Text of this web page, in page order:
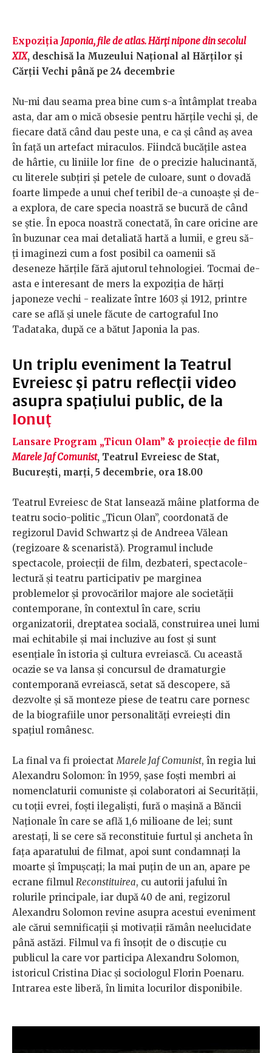
Expoziția Japonia, file de atlas. Hărți nipone din secolul
XIX, deschisă la Muzeului Național al Hărților și
Cărții Vechi până pe 24 decembrie
Nu-mi dau seama prea bine cum s-a întâmplat treaba
asta, dar am o mică obsesie pentru hărțile vechi și, de
fiecare dată când dau peste una, e ca și când aș avea
în față un artefact miraculos. Fiindcă bucățile astea
de hârtie, cu liniile lor fine de o precizie halucinantă,
cu literele subțiri și petele de culoare, sunt o dovadă
foarte limpede a unui chef teribil de-a cunoaște și de-
a explora, de care specia noastră se bucură de când
se știe. În epoca noastră conectată, în care oricine are
în buzunar cea mai detaliată hartă a lumii, e greu să-
ți imaginezi cum a fost posibil ca oamenii să
deseneze hărțile fără ajutorul tehnologiei. Tocmai de-
asta e interesant de mers la expoziția de hărți
japoneze vechi - realizate între 1603 și 1912, printre
care se află și unele făcute de cartograful Ino
Tadataka, după ce a bătut Japonia la pas.
Un triplu eveniment la Teatrul
Evreiesc şi patru reflecţii video
asupra spaţiului public, de la
Ionuţ
Lansare Program „Ticun Olam” & proiecție de film
Marele Jaf Comunist, Teatrul Evreiesc de Stat,
Bucureşti, marţi, 5 decembrie, ora 18.00
Teatrul Evreiesc de Stat lansează mâine platforma de
teatru socio-politic „Ticun Olan”, coordonată de
regizorul David Schwartz și de Andreea Vălean
(regizoare & scenaristă). Programul include
spectacole, proiecții de film, dezbateri, spectacole-
lectură și teatru participativ pe marginea
problemelor și provocărilor majore ale societății
contemporane, în contextul în care, scriu
organizatorii, dreptatea socială, construirea unei lumi
mai echitabile și mai incluzive au fost şi sunt
esențiale în istoria şi cultura evreiască. Cu această
ocazie se va lansa şi concursul de dramaturgie
contemporană evreiască, setat să descopere, să
dezvolte și să monteze piese de teatru care pornesc
de la biografiile unor personalități evreiești din
spaţiul românesc.
La final va fi proiectatMarele Jaf Comunist, în regia lui
Alexandru Solomon: în 1959, şase foști membri ai
nomenclaturii comuniste și colaboratori ai Securității,
cu toții evrei, foști ilegaliști, fură o mașină a Băncii
Naționale în care se află 1,6 milioane de lei; sunt
arestaţi, li se cere să reconstituie furtul și ancheta în
fața aparatului de filmat, apoi sunt condamnați la
moarte și împușcați; la mai puțin de un an, apare pe
ecrane filmul Reconstituirea, cu autorii jafului în
rolurile principale, iar după 40 de ani, regizorul
Alexandru Solomon revine asupra acestui eveniment
ale cărui semnificații și motivații rămân neelucidate
până astăzi. Filmul va fi însoţit de o discuție cu
publicul la care vor participa Alexandru Solomon,
istoricul Cristina Diac și sociologul Florin Poenaru.
Intrarea este liberă, în limita locurilor disponibile.